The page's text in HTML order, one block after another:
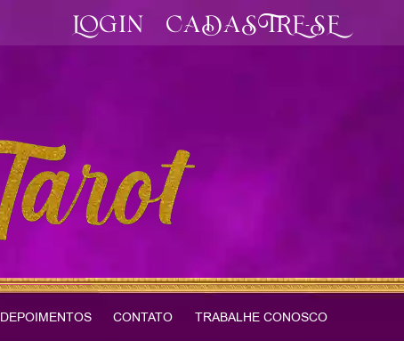
LOGIN CADASTRE-SE
DEPOIMENTOS CONTATO TRABALHE CONOSCO